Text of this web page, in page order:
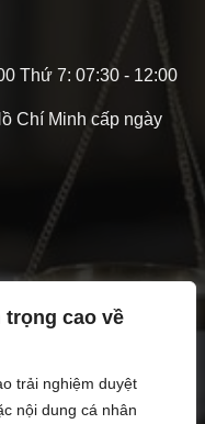
cao về
trải nghiệm duyệt
nội dung cá nhân
Thứ 7: 07:30 - 12:00
Chí Minh cấp ngày